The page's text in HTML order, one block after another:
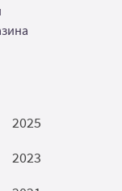
2025
2023